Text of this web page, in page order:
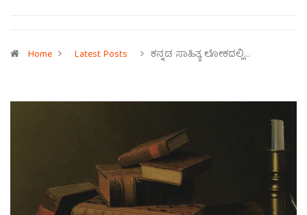
Home Latest Posts ಕನ್ನಡ ಸಾಹಿತ್ಯ ಲೋಕದಲ್ಲಿ…